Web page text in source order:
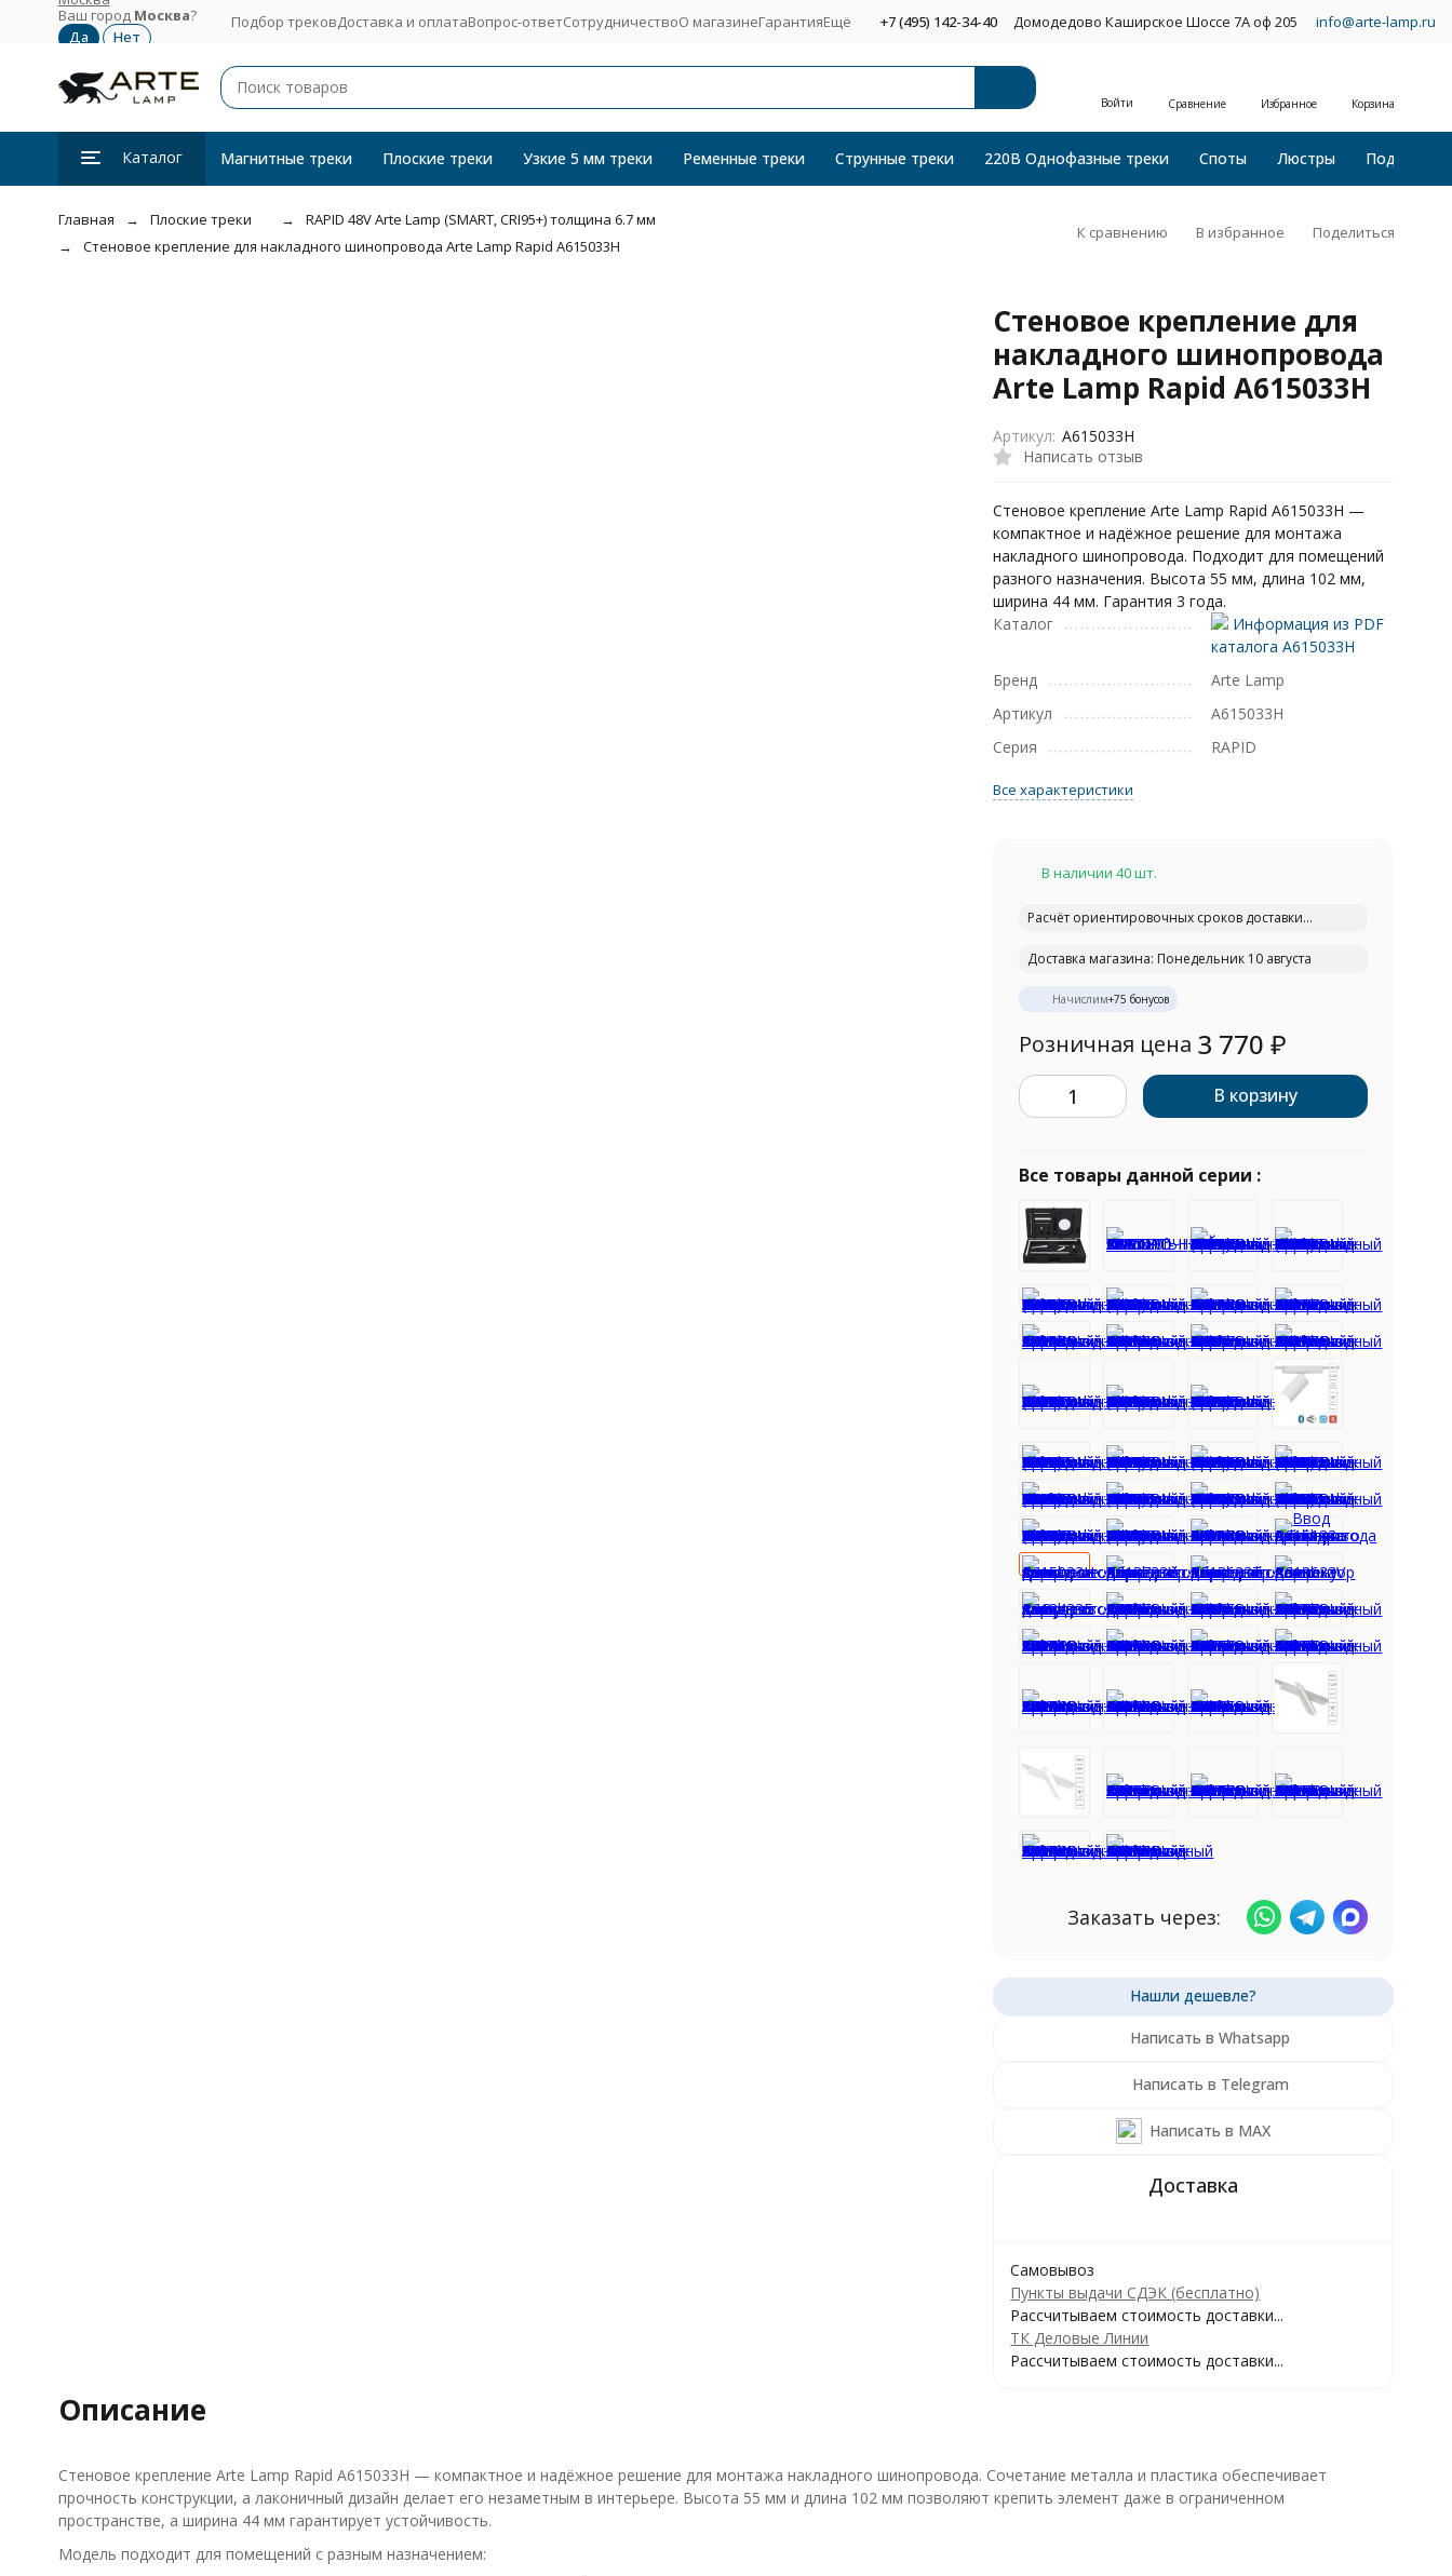
Ваш город Москва? Подбор трековДоставка и оплатаВопрос-ответСотрудничествоО магазинеГарантияЕщё +7 (495) 142-34-40 Домодедово Каширское Шоссе 7А оф 205 info@arte-lamp.ru
Войти Сравнение Избранное Корзина
Каталог Магнитные треки Плоские треки Узкие 5 мм треки Ременные треки Струнные треки 220В Однофазные треки Споты Люстры Подвесные
Главная Плоские треки
RAPID 48V Arte Lamp (SMART, CRI95+) толщина 6.7 мм
Стеновое крепление для накладного шинопровода Arte Lamp Rapid A615033H
К сравнению В избранное Поделиться
Стеновое крепление для
накладного шинопровода
Arte Lamp Rapid A615033H
Написать отзыв
Артикул: A615033H
Стеновое крепление Arte Lamp Rapid A615033H —
компактное и надёжное решение для монтажа
накладного шинопровода. Подходит для помещений
разного назначения. Высота 55 мм, длина 102 мм,
ширина 44 мм. Гарантия 3 года.
Каталог
Информация из PDF
каталога A615033H
Бренд
Arte Lamp
Артикул
A615033H
Серия
RAPID
Все характеристики
В наличии 40 шт.
Расчёт ориентировочных сроков доставки...
Доставка магазина: Понедельник 10 августа
Начислим+75 бонусов
Розничная цена 3 770₽
В корзину
Все товары данной серии :
Заказать через:
Написать в Whatsapp
Написать в Telegram
Написать в MAX
Самовывоз
Пункты выдачи СДЭК (бесплатно)
Рассчитываем стоимость доставки...
ТК Деловые Линии
Рассчитываем стоимость доставки...
Описание
Стеновое крепление Arte Lamp Rapid A615033H — компактное и надёжное решение для монтажа накладного шинопровода. Сочетание металла и пластика обеспечивает
прочность конструкции, а лаконичный дизайн делает его незаметным в интерьере. Высота 55 мм и длина 102 мм позволяют крепить элемент даже в ограниченном
пространстве, а ширина 44 мм гарантирует устойчивость.
Модель подходит для помещений с разным назначением: